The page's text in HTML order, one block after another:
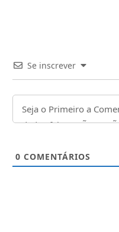
Se inscrever
0 COMENTÁRIOS